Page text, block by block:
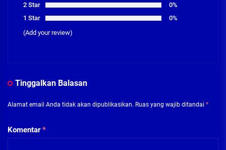
2 Star
0%
1 Star
0%
(Add your review)
Tinggalkan Balasan
Alamat email Anda tidak akan dipublikasikan. Ruas yang wajib ditandai *
Komentar*